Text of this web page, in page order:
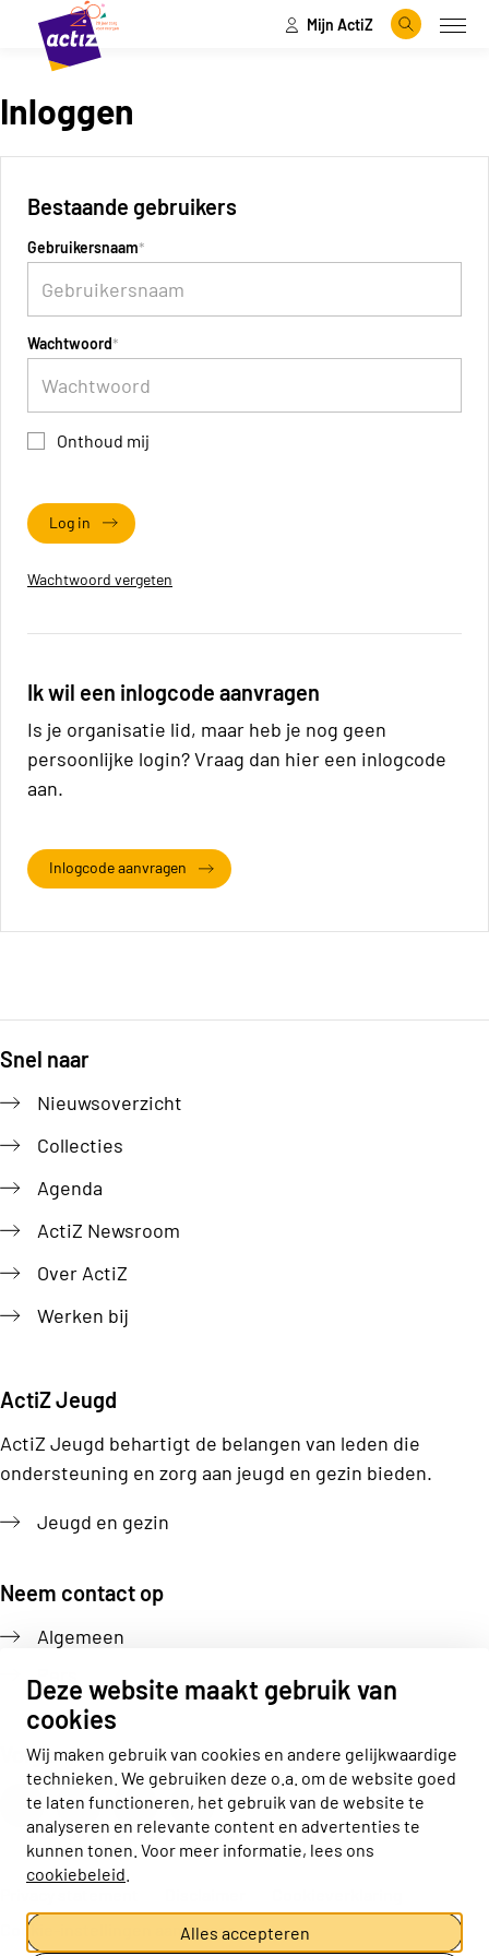
Deze website maakt gebruik van
cookies
Wij maken gebruik van cookies en andere gelijkwaardige
technieken. We gebruiken deze o.a. om de website goed
te laten functioneren, het gebruik van de website te
analyseren en relevante content en advertenties te
kunnen tonen. Voor meer informatie, lees ons
cookiebeleid
Alles accepteren
Naar hoofdinhoud
Naar menu Mijn ActiZ
Zoeken
Inloggen
Bestaande gebruikers
Gebruikersnaam
Wachtwoord
Onthoud mij
Log in
Wachtwoord vergeten
Ik wil een inlogcode aanvragen
Is je organisatie lid, maar heb je nog geen
persoonlijke login? Vraag dan hier een inlogcode
aan.
Inlogcode aanvragen
Snel naar
Nieuwsoverzicht
Collecties
Agenda
ActiZ Newsroom
Over ActiZ
Werken bij
ActiZ Jeugd
ActiZ Jeugd behartigt de belangen van leden die
ondersteuning en zorg aan jeugd en gezin bieden.
Jeugd en gezin
Neem contact op
Algemeen
Pers
Volg ons
Actiz linkedin
Actiz instagram
Actiz youtube
Actiz facebook
Cookie-instellingen aanpassen